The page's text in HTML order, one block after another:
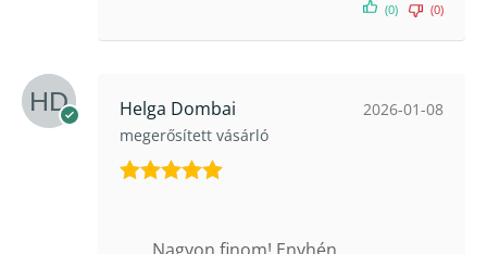
(0) (0)
Helga Dombai
megerősített vásárló
2026-01-08